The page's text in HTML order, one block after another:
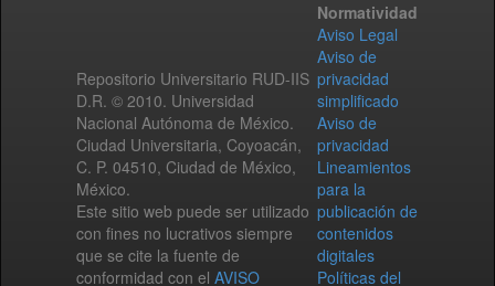
Repositorio Universitario RUD-IIS
D.R. © 2010. Universidad
Nacional Autónoma de México.
Ciudad Universitaria, Coyoacán,
C. P. 04510, Ciudad de México,
México.
Este sitio web puede ser utilizado
con fines no lucrativos siempre
que se cite la fuente de
conformidad con el AVISO
Normatividad
Aviso Legal
Aviso de
privacidad
simplificado
Aviso de
privacidad
Lineamientos
para la
publicación de
contenidos
digitales
Políticas del